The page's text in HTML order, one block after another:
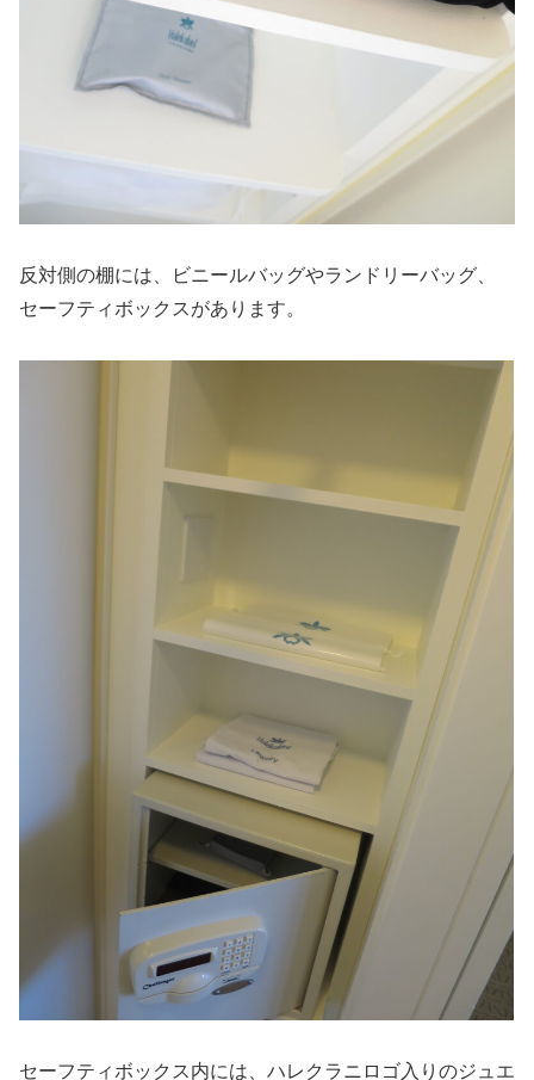
反対側の棚には、ビニールバッグやランドリーバッグ、
セーフティボックスがあります。
セーフティボックス内には、ハレクラニロゴ入りのジュエ